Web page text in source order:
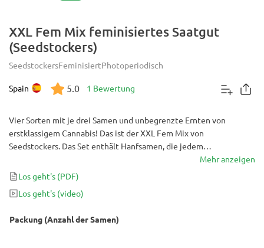
XXL Fem Mix feminisiertes Saatgut
(Seedstockers)
SeedstockersFeminisiertPhotoperiodisch
Spain 5.0 1 Bewertung
Vier Sorten mit je drei Samen und unbegrenzte Ernten von
erstklassigem Cannabis! Das ist der XXL Fem Mix von
Seedstockers. Das Set enthält Hanfsamen, die jedem
kommerziellen Garten würdig sind: BCN Critical XXL, Big Bud, BCN
Power Plant und Northern Lights - alle für einen einfacheren
Anbau feminisiert. Du brauchst nicht weiter nach den
ertragreichsten Samen auf dem Markt zu suchen, sie sind alle hier!
Mehr anzeigen
Los geht's (PDF)
Los geht's (video)
Packung (Anzahl der Samen)